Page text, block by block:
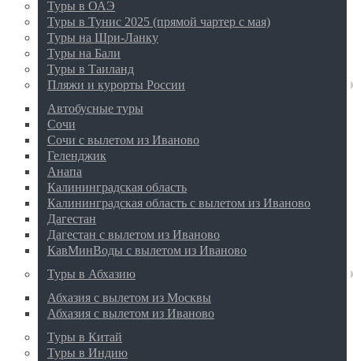
Туры в ОАЭ
Туры в Тунис 2025 (прямой чартер с мая)
Туры на Шри-Ланку
Туры на Бали
Туры в Таиланд
Пляжи и курорты России
Автобусные туры
Сочи
Сочи с вылетом из Иваново
Геленджик
Анапа
Калининградская область
Калининградская область с вылетом из Иваново
Дагестан
Дагестан с вылетом из Иваново
КавМинВоды с вылетом из Иваново
Туры в Абхазию
Абхазия с вылетом из Москвы
Абхазия с вылетом из Иваново
Туры в Китай
Туры в Индию